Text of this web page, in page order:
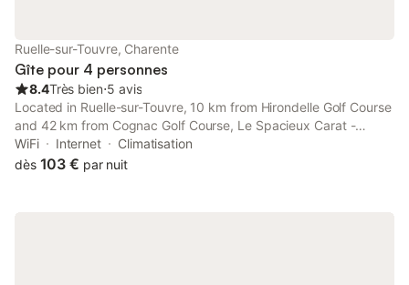
Ruelle-sur-Touvre, Charente
Gîte pour 4 personnes
8.4Très bien⋅5 avis
Located in Ruelle-sur-Touvre, 10 km from Hirondelle Golf Course
and 42 km from Cognac Golf Course, Le Spacieux Carat -
Terrasse provides air-conditioned accommodation with a
terrace and free WiFi. The property has garden views.
WiFi Internet
Climatisation
dès 103 € par nuit